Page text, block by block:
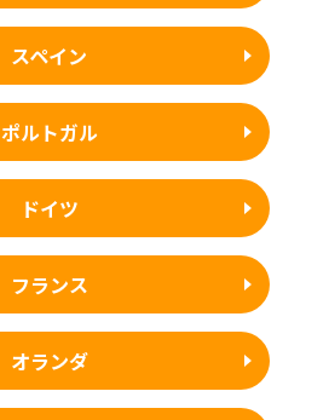
スペイン
ポルトガル
ドイツ
フランス
オランダ